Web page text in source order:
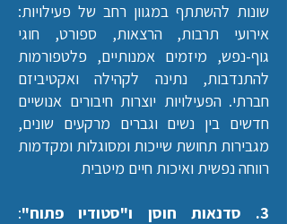
שונות להשתתף במגוון רחב של פעילויות:
אירועי תרבות, הרצאות, ספורט, חוגי
גוף-נפש, מיזמים אמנותיים, פלטפורמות
להתנדבות, נתינה לקהילה ואקטיביזם
חברתי. הפעילויות יוצרות חיבורים אנושיים
חדשים בין נשים וגברים מרקעים שונים,
מגבירות תחושת שייכות ומסוגלות ומקדמות
רווחה נפשית ואיכות חיים מיטבית
3. סדנאות חוסן ו"סטודיו פתוח"
: